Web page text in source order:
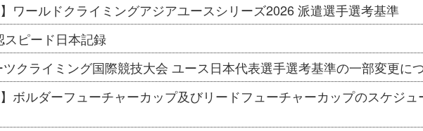
】ワールドクライミングアジアユースシリーズ2026 派遣選手選考基準
スピード日本記録
クライミング国際競技大会 ユース日本代表選手選考基準の一部変更に
】ボルダーフューチャーカップ及びリードフューチャーカップのスケジュ